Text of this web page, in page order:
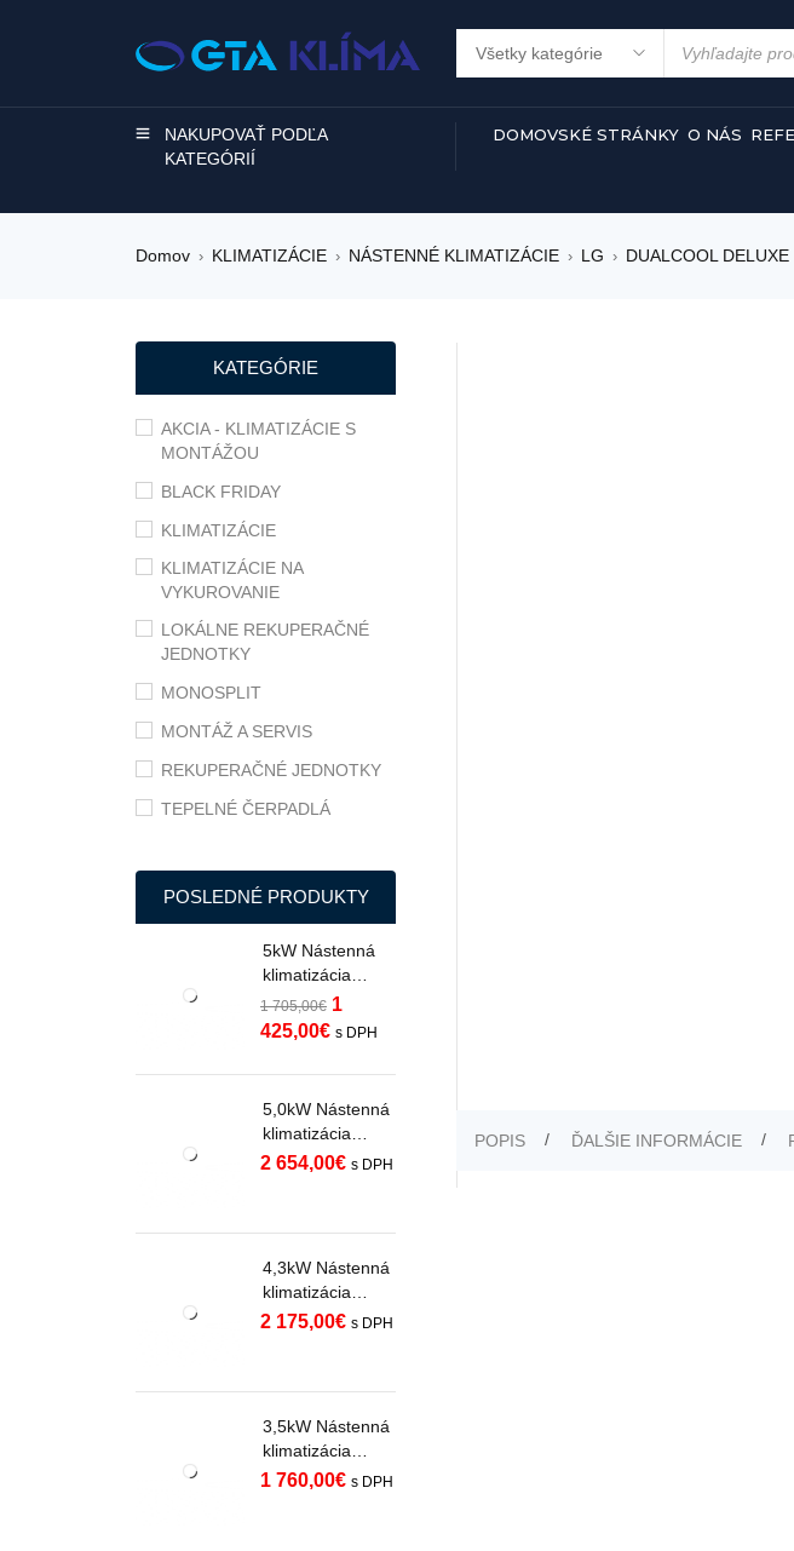
NAKUPOVAŤ PODĽA
KATEGÓRIÍ
DOMOVSKÉ STRÁNKY O NÁS
Domov › KLIMATIZÁCIE › NÁSTENNÉ KLIMATIZÁCIE › LG › DUALCOOL DELUXE
KATEGÓRIE
AKCIA - KLIMATIZÁCIE S
MONTÁŽOU
BLACK FRIDAY
KLIMATIZÁCIE
KLIMATIZÁCIE NA
VYKUROVANIE
LOKÁLNE REKUPERAČNÉ
JEDNOTKY
MONOSPLIT
MONTÁŽ A SERVIS
REKUPERAČNÉ JEDNOTKY
TEPELNÉ ČERPADLÁ
POSLEDNÉ PRODUKTY
5kW Nástenná
klimatizácia
Midea Oasis Plus
s Wifi do -35°C
1 705,00€ 1
425,00€ s DPH
5,0kW Nástenná
klimatizácia
SAMSUNG
WHITE s WiFi
EU R32
2 654,00€ s DPH
4,3kW Nástenná
klimatizácia
SAMSUNG
WHITE s WiFi
EU R32
2 175,00€ s DPH
3,5kW Nástenná
klimatizácia
SAMSUNG
1 760,00€ s DPH
POPIS ĎALŠIE INFORMÁCIE